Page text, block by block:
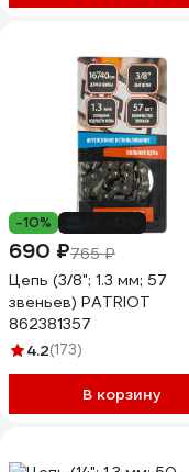
-10%
690 ₽765 ₽
Цепь (3/8"; 1.3 мм; 57
звеньев) PATRIOT
862381357
4.2(173)
В корзину